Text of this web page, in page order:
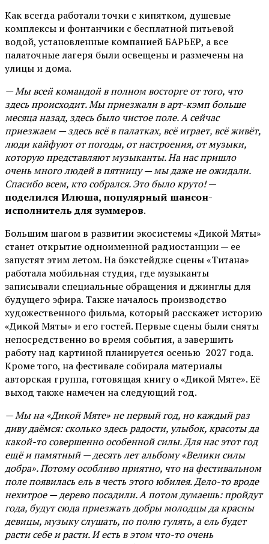
Как всегда работали точки с кипятком, душевые
комплексы и фонтанчики с бесплатной питьевой
водой, установленные компанией БАРЬЕР, а все
палаточные лагеря были освещены и размечены на
улицы и дома.
— Мы всей командой в полном восторге от того, что
здесь происходит. Мы приезжали в арт-кэмп больше
месяца назад, здесь было чистое поле. А сейчас
приезжаем — здесь всё в палатках, всё играет, всё живёт,
люди кайфуют от погоды, от настроения, от музыки,
которую представляют музыканты. На нас пришло
очень много людей в пятницу — мы даже не ожидали.
Спасибо всем, кто собрался. Это было круто!—
поделился Илюша, популярный шансон-
исполнитель для зуммеров.
Большим шагом в развитии экосистемы «Дикой Мяты»
станет открытие одноименной радиостанции — ее
запустят этим летом. На бэкстейдже сцены «Титана»
работала мобильная студия, где музыканты
записывали специальные обращения и джинглы для
будущего эфира. Также началось производство
художественного фильма, который расскажет историю
«Дикой Мяты» и его гостей. Первые сцены были сняты
непосредственно во время события, а завершить
работу над картиной планируется осенью 2027 года.
Кроме того, на фестивале собирала материалы
авторская группа, готовящая книгу о «Дикой Мяте». Её
выход также намечен на следующий год.
— Мы на «Дикой Мяте» не первый год, но каждый раз
диву даёмся: сколько здесь радости, улыбок, красоты да
какой-то совершенно особенной силы. Для нас этот год
ещё и памятный — десять лет альбому «Велики силы
добра». Потому особливо приятно, что на фестивальном
поле появилась ель в честь этого юбилея. Дело-то вроде
нехитрое — дерево посадили. А потом думаешь: пройдут
года, будут сюда приезжать добры молодцы да красны
девицы, музыку слушать, по полю гулять, а ель будет
расти себе и расти. И есть в этом что-то очень